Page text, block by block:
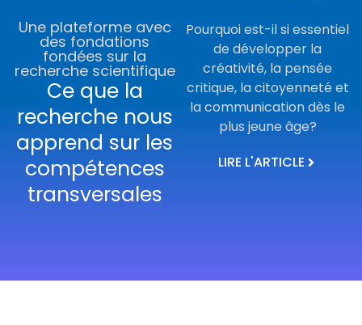
Une plateforme avec
des fondations
fondées sur la
recherche scientifique
Ce que la
recherche nous
apprend sur les
compétences
transversales
Pourquoi est-il si essentiel
de développer la
créativité, la pensée
critique, la citoyenneté et
la communication dès le
plus jeune âge?
LIRE L'ARTICLE